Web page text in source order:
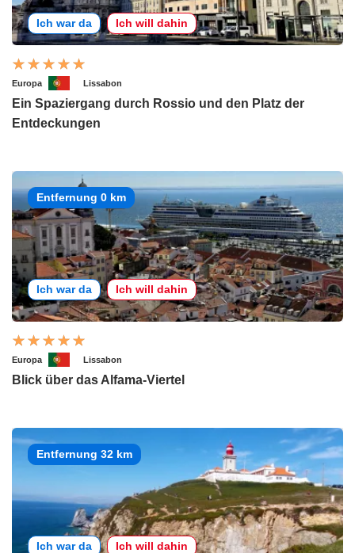
Ich war da Ich will dahin
Europa Lissabon
Ein Spaziergang durch Rossio und den Platz der
Entdeckungen
Entfernung 0 km
Ich war da Ich will dahin
Europa Lissabon
Blick über das Alfama-Viertel
Entfernung 32 km
Ich war da Ich will dahin